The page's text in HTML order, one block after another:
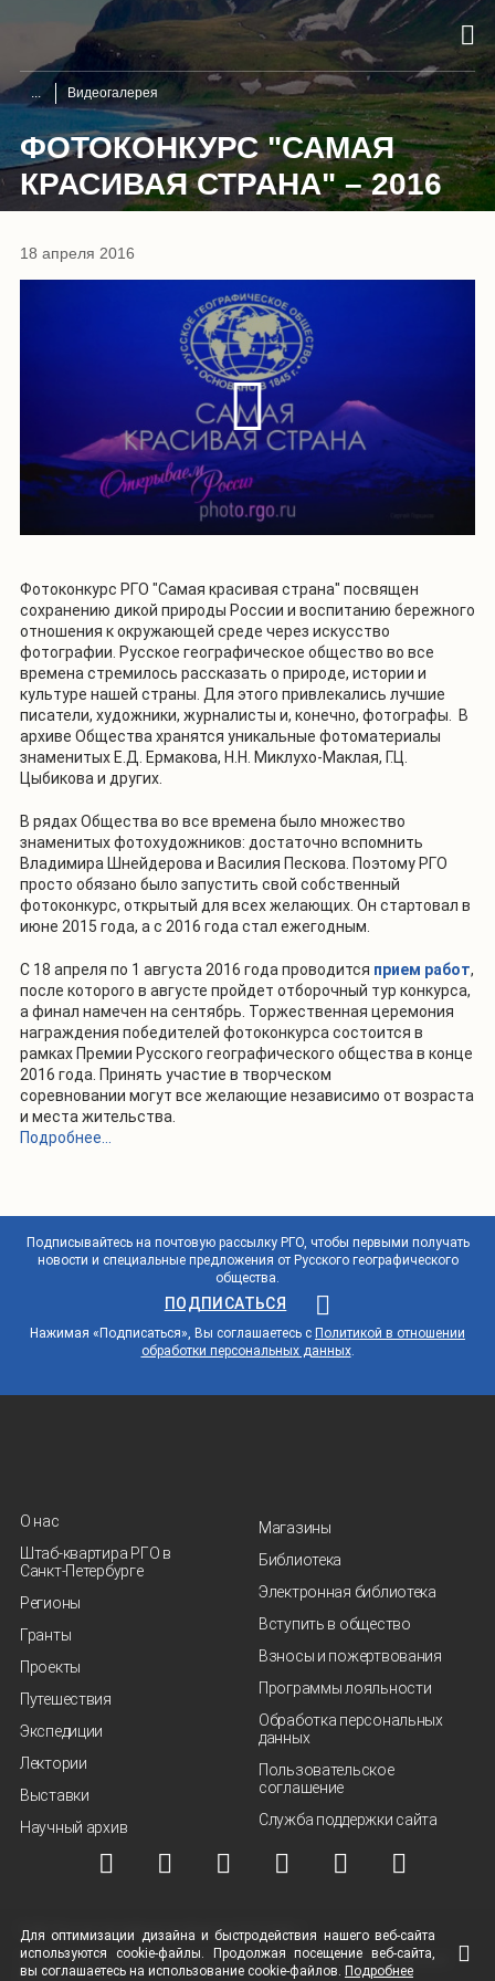
Видеогалерея
ФОТОКОНКУРС "САМАЯ
КРАСИВАЯ СТРАНА" – 2016
18 апреля 2016
Фотоконкурс РГО "Самая красивая страна" посвящен
сохранению дикой природы России и воспитанию бережного
отношения к окружающей среде через искусство
фотографии. Русское географическое общество во все
времена стремилось рассказать о природе, истории и
культуре нашей страны. Для этого привлекались лучшие
писатели, художники, журналисты и, конечно, фотографы. В
архиве Общества хранятся уникальные фотоматериалы
знаменитых Е.Д. Ермакова, Н.Н. Миклухо-Маклая, Г.Ц.
Цыбикова и других.
В рядах Общества во все времена было множество
знаменитых фотохудожников: достаточно вспомнить
Владимира Шнейдерова и Василия Пескова. Поэтому РГО
просто обязано было запустить свой собственный
фотоконкурс, открытый для всех желающих. Он стартовал в
июне 2015 года, а с 2016 года стал ежегодным.
С 18 апреля по 1 августа 2016 года проводится прием работ,
после которого в августе пройдет отборочный тур конкурса,
а финал намечен на сентябрь. Торжественная церемония
награждения победителей фотоконкурса состоится в
рамках Премии Русского географического общества в конце
2016 года. Принять участие в творческом
соревновании могут все желающие независимо от возраста
и места жительства.
Подробнее...
Подписывайтесь на почтовую рассылку РГО, чтобы первыми получать
новости и специальные предложения от Русского географического
общества.
ПОДПИСАТЬСЯ
Нажимая «Подписаться», Вы соглашаетесь с Политикой в отношении
обработки персональных данных.
О нас
Штаб-квартира РГО в
Санкт‑Петербурге
Регионы
Гранты
Проекты
Путешествия
Экспедиции
Лектории
Выставки
Научный архив
Магазины
Библиотека
Электронная библиотека
Вступить в общество
Взносы и пожертвования
Программы лояльности
Обработка персональных
данных
Пользовательское
соглашение
Служба поддержки сайта
© ВОО "Русское географическое общество", 2013-2026 г.
Условия использования материалов
Политика защиты и обработки персональных
данных
Для оптимизации дизайна и быстродействия нашего веб-сайта
используются cookie-файлы. Продолжая посещение веб-сайта,
вы соглашаетесь на использование cookie-файлов. Подробнее